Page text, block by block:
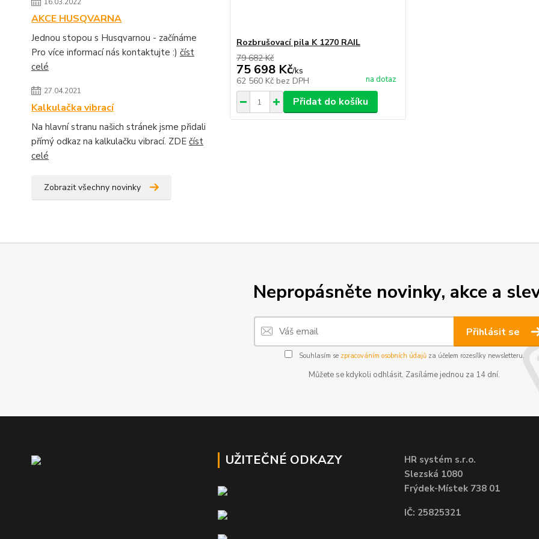
AKCE HUSQVARNA
Jednou stopou s Husqvarnou - začínáme
Pro více informací nás kontaktujte :) číst
celé
27.04.2021
Kalkulačka vibrací
Na hlavní stranu našich stránek jsme přidali
přímý odkaz na kalkulačku vibrací. ZDE číst
celé
Zobrazit všechny novinky
Rozbrušovací pila K 1270 RAIL
79 682 Kč
75 698 Kč/ks
62 560 Kč bez DPH na dotaz
Přidat do košíku
Nepropásněte novinky, akce a
Přihlásit se
Souhlasím se zpracováním osobních údajůza účelem rozesílky newsletteru.
Můžete se kdykoli odhlásit. Zasíláme jednou za 14 dní.
UŽITEČNÉ ODKAZY
HR systém s.r.o.
Slezská 1080
Frýdek-Místek 738 01
IČ: 25825321